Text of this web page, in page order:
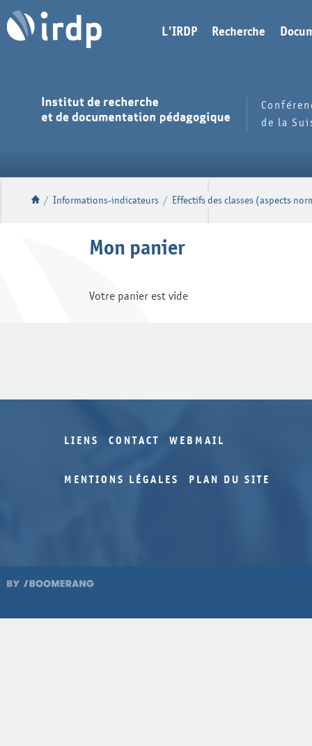
L'IRDP Recherche
de la
/ Informations-indicateurs / Effectifs des classes (aspects
Mon panier
Votre panier est vide
LIENS CONTACT WEBMAIL
MENTIONS LÉGALES PLAN DU SITE